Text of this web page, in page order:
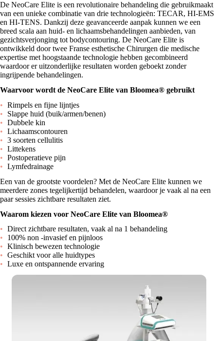
De NeoCare Elite is een revolutionaire behandeling die gebruikmaakt
van een unieke combinatie van drie technologieën: TECAR, HI-EMS
en HI-TENS. Dankzij deze geavanceerde aanpak kunnen we een
breed scala aan huid- en lichaamsbehandelingen aanbieden, van
gezichtsverjonging tot bodycontouring. De NeoCare Elite is
ontwikkeld door twee Franse esthetische Chirurgen die medische
expertise met hoogstaande technologie hebben gecombineerd
waardoor er uitzonderlijke resultaten worden geboekt zonder
ingrijpende behandelingen.
Waarvoor wordt de NeoCare Elite van Bloomea® gebruikt
Rimpels en fijne lijntjes
Slappe huid (buik/armen/benen)
Dubbele kin
Lichaamscontouren
3 soorten cellulitis
Littekens
Postoperatieve pijn
Lymfedrainage
Een van de grootste voordelen? Met de NeoCare Elite kunnen we
meerdere zones tegelijkertijd behandelen, waardoor je vaak al na een
paar sessies zichtbare resultaten ziet.
Waarom kiezen voor NeoCare Elite van Bloomea®
Direct zichtbare resultaten, vaak al na 1 behandeling
100% non -invasief en pijnloos
Klinisch bewezen technologie
Geschikt voor alle huidtypes
Luxe en ontspannende ervaring